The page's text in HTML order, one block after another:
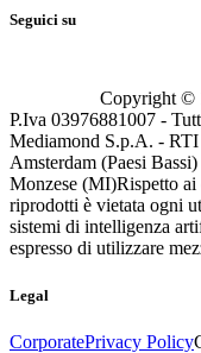
Seguici su
Copyright ©
P.Iva 03976881007 -
Mediamond S.p.A. -
Amsterdam (Paesi
Monzese (MI)Rispetto ai
riprodotti è vietata ogni
sistemi di intelligenza
espresso di utilizzare
Legal
CorporatePrivacy Policy